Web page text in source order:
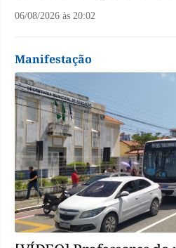
06/08/2026 às 20:02
Manifestação